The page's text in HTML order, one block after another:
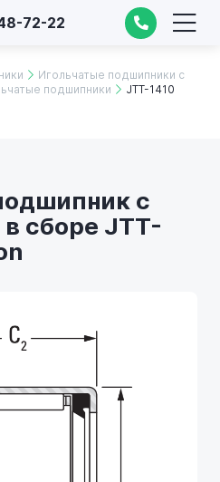
72-22
Игольчатые подшипники с
подшипники
JTT-1410
с
сборе JTT-